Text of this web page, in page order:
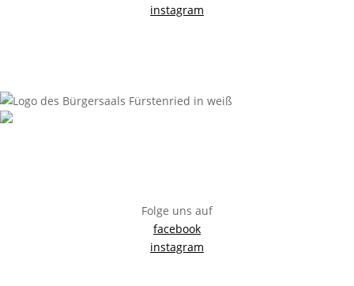
instagram
Folge uns auf
facebook
instagram